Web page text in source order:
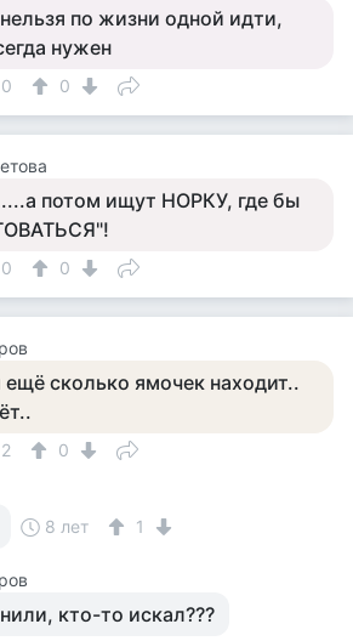
по жизни одной идти,
нужен
0 0
потом ищут НОРКУ, где бы
0 0
ещё сколько ямочек находит..
2 0
8 лет 1
кто-то искал???